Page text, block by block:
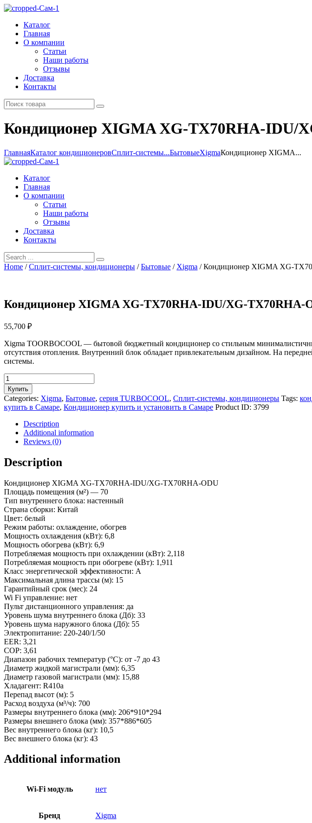
Каталог
Главная
О компании
Статьи
Наши работы
Отзывы
Доставка
Контакты
Кондиционер XIGMA XG-TX70RHA-IDU/
ГлавнаяКаталог кондиционеровСплит-системы...БытовыеXigmaКондиционер XIGMA...
Каталог
Главная
О компании
Статьи
Наши работы
Отзывы
Доставка
Контакты
Home /Сплит-системы, кондиционеры /Бытовые / Xigma / Кондиционер XIGMA XG-
Кондиционер XIGMA XG-TX70RHA-IDU/XG-TX70RHA-
55,700 ₽
Xigma TOORBOCOOL — бытовой бюджетный кондиционер со стильным
отсутствия отопления. Внутренний блок обладает привлекательным дизайном. На
системы.
Кондиционер
XIGMA
XG-
TX70RHA-
IDU/XG-
TX70RHA-
ODU
quantity
Купить
Categories: Xigma, Бытовые, серия TURBOCOOL, Сплит-системы, кондиционеры Tags:
купить в Самаре, Кондиционер купить и установить в Самаре Product ID: 3799
Description
Additional information
Reviews (0)
Description
Кондиционер XIGMA XG-TX70RHA-IDU/XG-TX70RHA-ODU
Площадь помещения (м²) — 70
Тип внутреннего блока: настенный
Страна сборки: Китай
Цвет: белый
Режим работы: охлаждение, обогрев
Мощность охлаждения (кВт): 6,8
Мощность обогрева (кВт): 6,9
Потребляемая мощность при охлаждении (кВт): 2,118
Потребляемая мощность при обогреве (кВт): 1,911
Класс энергетической эффективности: А
Максимальная длина трассы (м): 15
Гарантийный срок (мес): 24
Wi Fi управление: нет
Пульт дистанционного управления: да
Уровень шума внутреннего блока (Дб): 33
Уровень шума наружного блока (Дб): 55
Электропитание: 220-240/1/50
EER: 3,21
COP: 3,61
Диапазон рабочих температур (°С): от -7 до 43
Диаметр жидкой магистрали (мм): 6,35
Диаметр газовой магистрали (мм): 15,88
Хладагент: R410a
Перепад высот (м): 5
Расход воздуха (м³/ч): 700
Размеры внутреннего блока (мм): 206*910*294
Размеры внешнего блока (мм): 357*886*605
Вес внутреннего блока (кг): 10,5
Вес внешнего блока (кг): 43
Additional information
Wi-Fi модуль нет
Бренд Xigma